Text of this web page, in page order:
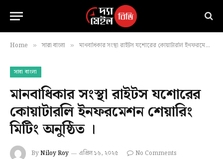
Home » সারা বাংলা » মানবাধিকার সংস্থা রাইটস যশোরের কোয়াটারলি ইনফরমেশন শেয়ারিং মিটিং অনুষ্ঠিত ।
সারা বাংলা
মানবাধিকার সংস্থা রাইটস যশোরের
কোয়াটারলি ইনফরমেশন শেয়ারিং
মিটিং অনুষ্ঠিত ।
ByNiloy Roy এপ্রিল ১৬, ২০২৫
No Comments